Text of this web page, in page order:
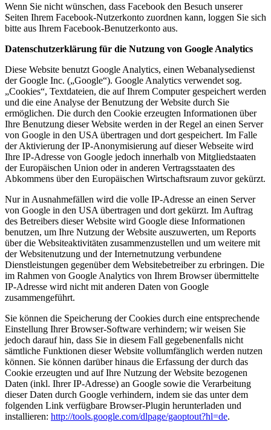
Wenn Sie nicht wünschen, dass Facebook den Besuch unserer
Seiten Ihrem Facebook-Nutzerkonto zuordnen kann, loggen Sie sich
bitte aus Ihrem Facebook-Benutzerkonto aus.
Datenschutzerklärung für die Nutzung von Google Analytics
Diese Website benutzt Google Analytics, einen Webanalysedienst
der Google Inc. („Google“). Google Analytics verwendet sog.
„Cookies“, Textdateien, die auf Ihrem Computer gespeichert werden
und die eine Analyse der Benutzung der Website durch Sie
ermöglichen. Die durch den Cookie erzeugten Informationen über
Ihre Benutzung dieser Website werden in der Regel an einen Server
von Google in den USA übertragen und dort gespeichert. Im Falle
der Aktivierung der IP-Anonymisierung auf dieser Webseite wird
Ihre IP-Adresse von Google jedoch innerhalb von Mitgliedstaaten
der Europäischen Union oder in anderen Vertragsstaaten des
Abkommens über den Europäischen Wirtschaftsraum zuvor gekürzt.
Nur in Ausnahmefällen wird die volle IP-Adresse an einen Server
von Google in den USA übertragen und dort gekürzt. Im Auftrag
des Betreibers dieser Website wird Google diese Informationen
benutzen, um Ihre Nutzung der Website auszuwerten, um Reports
über die Websiteaktivitäten zusammenzustellen und um weitere mit
der Websitenutzung und der Internetnutzung verbundene
Dienstleistungen gegenüber dem Websitebetreiber zu erbringen. Die
im Rahmen von Google Analytics von Ihrem Browser übermittelte
IP-Adresse wird nicht mit anderen Daten von Google
zusammengeführt.
Sie können die Speicherung der Cookies durch eine entsprechende
Einstellung Ihrer Browser-Software verhindern; wir weisen Sie
jedoch darauf hin, dass Sie in diesem Fall gegebenenfalls nicht
sämtliche Funktionen dieser Website vollumfänglich werden nutzen
können. Sie können darüber hinaus die Erfassung der durch das
Cookie erzeugten und auf Ihre Nutzung der Website bezogenen
Daten (inkl. Ihrer IP-Adresse) an Google sowie die Verarbeitung
dieser Daten durch Google verhindern, indem sie das unter dem
folgenden Link verfügbare Browser-Plugin herunterladen und
installieren: http://tools.google.com/dlpage/gaoptout?hl=de.